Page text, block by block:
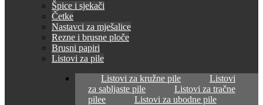
Špice i sjekači
Četke
Nastavci za mješalice
Rezne i brusne ploče
Brusni papiri
Listovi za pile
Listovi za kružne pile
Listovi
za sabljaste pile
Listovi za tračne
pilee
Listovi za ubodne pile